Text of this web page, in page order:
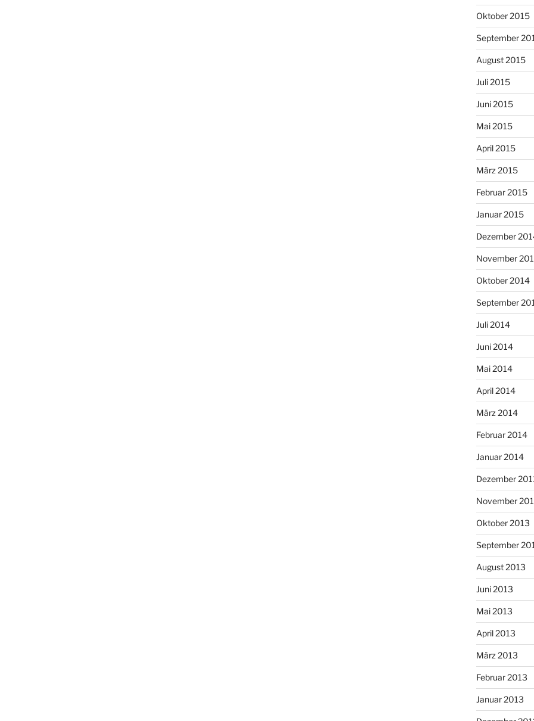
Oktober 2015
September
August 2015
Juli 2015
Juni 2015
Mai 2015
April 2015
März 2015
Februar 2015
Januar 2015
Dezember
November
Oktober 2014
September
Juli 2014
Juni 2014
Mai 2014
April 2014
März 2014
Februar 2014
Januar 2014
Dezember
November
Oktober 2013
September
August 2013
Juni 2013
Mai 2013
April 2013
März 2013
Februar 2013
Januar 2013